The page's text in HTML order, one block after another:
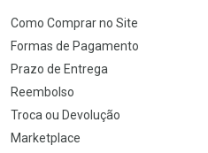
Como Comprar no Site
Formas de Pagamento
Prazo de Entrega
Reembolso
Troca ou Devolução
Marketplace